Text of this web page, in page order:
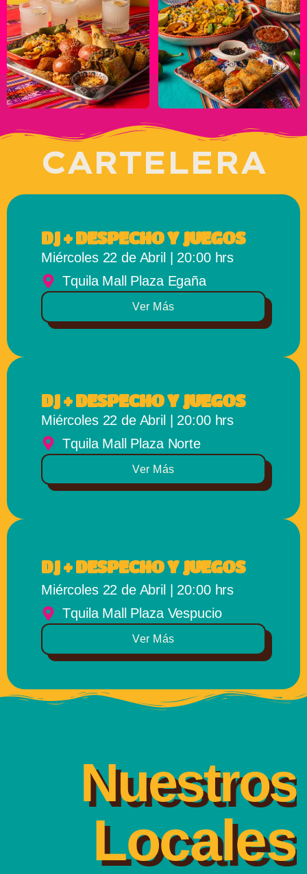
CARTELERA
DJ + DESPECHO Y JUEGOS
Miércoles 22 de Abril | 20:00 hrs
Tquila Mall Plaza Egaña
Ver Más
DJ + DESPECHO Y JUEGOS
Miércoles 22 de Abril | 20:00 hrs
Tquila Mall Plaza Norte
Ver Más
DJ + DESPECHO Y JUEGOS
Miércoles 22 de Abril | 20:00 hrs
Tquila Mall Plaza Vespucio
Ver Más
Nuestros
Locales